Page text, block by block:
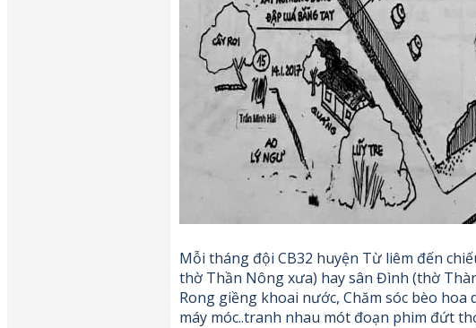
Mỗi tháng đội CB32 huyện Từ liêm đến
thờ Thần Nông xưa) hay sân Đình (thờ
Rong giềng khoai nước, Chăm sóc bèo
máy móc..tranh nhau mót đoạn phim đứt